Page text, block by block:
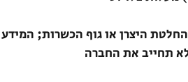
היצרן או גוף הכשרות;
תחייב את החברה